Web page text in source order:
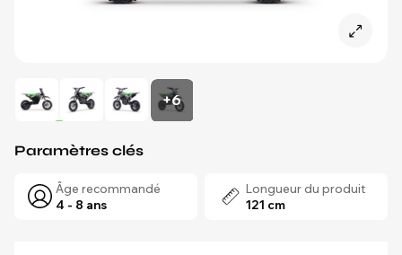
+6
Paramètres clés
Âge recommandé
4 - 8 ans
Longueur du produit
121 cm